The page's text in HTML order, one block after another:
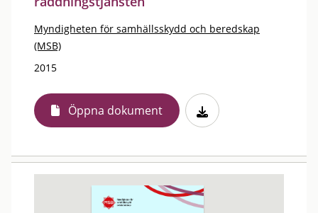
Myndigheten för samhällsskydd och beredskap
(MSB)
2015
Öppna dokument